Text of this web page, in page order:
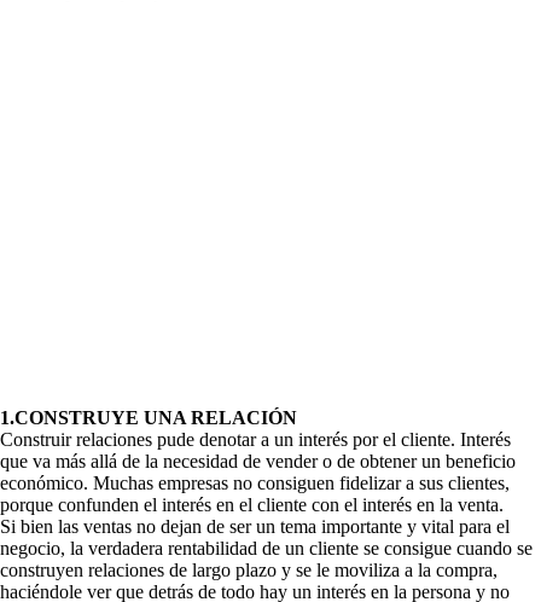
1.CONSTRUYE UNA RELACIÓN
Construir relaciones pude denotar a un interés por el cliente. Interés
que va más allá de la necesidad de vender o de obtener un beneficio
económico. Muchas empresas no consiguen fidelizar a sus clientes,
porque confunden el interés en el cliente con el interés en la venta.
Si bien las ventas no dejan de ser un tema importante y vital para el
negocio, la verdadera rentabilidad de un cliente se consigue cuando se
construyen relaciones de largo plazo y se le moviliza a la compra,
haciéndole ver que detrás de todo hay un interés en la persona y no